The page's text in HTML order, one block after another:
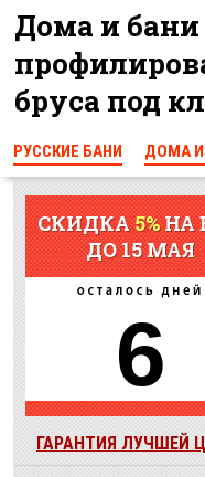
Дома и бани
бруса под
РУССКИЕ БАНИ ДОМА
СКИДКА5%НА
ДО 15 МАЯ
6
ГАРАНТИЯ ЛУЧШЕЙ